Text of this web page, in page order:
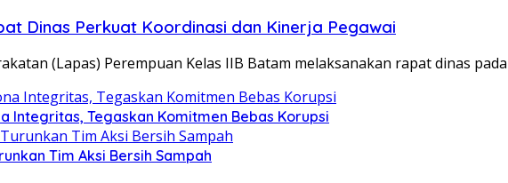
Dinas Perkuat Koordinasi dan Kinerja Pegawai
(Lapas) Perempuan Kelas IIB Batam melaksanakan rapat dinas
Integritas, Tegaskan Komitmen Bebas Korupsi
Tim Aksi Bersih Sampah